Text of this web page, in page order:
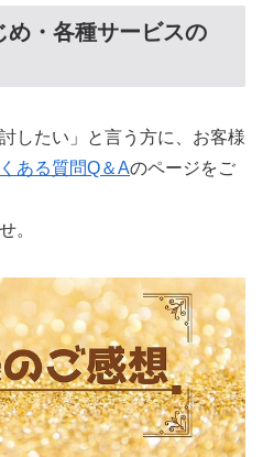
め・各種サービスの
したい」と言う方に、お客様
ある質問Q＆Aのページをご
。